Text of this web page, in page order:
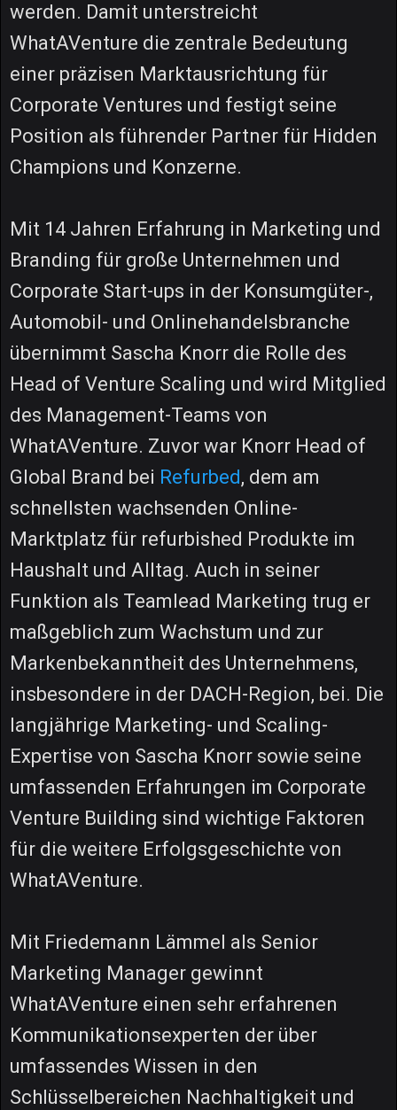
werden. Damit unterstreicht
WhatAVenture die zentrale Bedeutung
einer präzisen Marktausrichtung für
Corporate Ventures und festigt seine
Position als führender Partner für Hidden
Champions und Konzerne.
Mit 14 Jahren Erfahrung in Marketing und
Branding für große Unternehmen und
Corporate Start-ups in der Konsumgüter-,
Automobil- und Onlinehandelsbranche
übernimmt Sascha Knorr die Rolle des
Head of Venture Scaling und wird Mitglied
des Management-Teams von
WhatAVenture. Zuvor war Knorr Head of
Global Brand bei Refurbed, dem am
schnellsten wachsenden Online-
Marktplatz für refurbished Produkte im
Haushalt und Alltag. Auch in seiner
Funktion als Teamlead Marketing trug er
maßgeblich zum Wachstum und zur
Markenbekanntheit des Unternehmens,
insbesondere in der DACH-Region, bei. Die
langjährige Marketing- und Scaling-
Expertise von Sascha Knorr sowie seine
umfassenden Erfahrungen im Corporate
Venture Building sind wichtige Faktoren
für die weitere Erfolgsgeschichte von
WhatAVenture.
Mit Friedemann Lämmel als Senior
Marketing Manager gewinnt
WhatAVenture einen sehr erfahrenen
Kommunikationsexperten der über
umfassendes Wissen in den
Schlüsselbereichen Nachhaltigkeit und